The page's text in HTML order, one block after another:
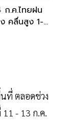
ก.ค.ไทยฝน
คลื่นสูง 1-2
ที่ ตลอดช่วง
- 13 ก.ค.